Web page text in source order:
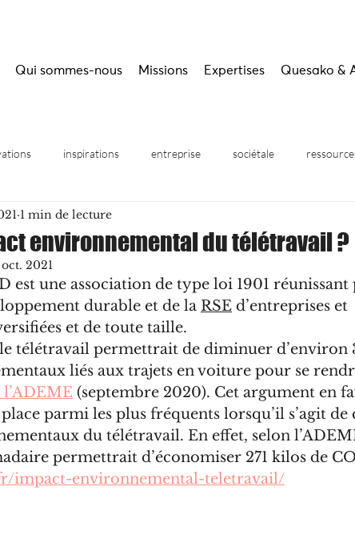
Qui sommes-nous Missions Expertises Quesako &
inspirations entreprise sociétale
environnemental du télétravail ?
1 min de lecture
2021
est une association de type loi 1901 réunissant
durable et de la RSE d’entreprises et
et de toute taille.
télétravail permettrait de diminuer d’environ
liés aux trajets en voiture pour se
(septembre 2020). Cet argument en
parmi les plus fréquents lorsqu’il s’agit de
du télétravail. En effet, selon
permettrait d’économiser 271 kilos de
impact-environnemental-teletravail/